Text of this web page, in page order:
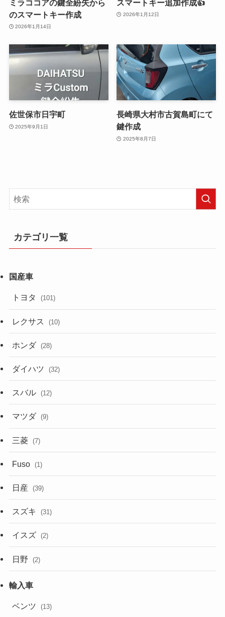
ミラココアの鍵全紛失から
のスマートキー作成
2026年1月14日
スマートキー追加作成👍
2026年1月12日
佐世保市日宇町
2025年9月1日
長崎県大村市古賀島町にて
鍵作成
2025年8月7日
カテゴリ一覧
トヨタ (101)
レクサス (10)
ホンダ (28)
ダイハツ (32)
スバル (12)
マツダ (9)
三菱 (7)
Fuso (1)
日産 (39)
スズキ (31)
イスズ (2)
日野 (2)
ベンツ (13)